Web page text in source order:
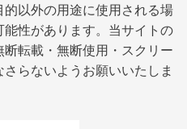
以外の用途に使用される場
性があります。当サイトの
転載・無断使用・スクリー
らないようお願いいたしま